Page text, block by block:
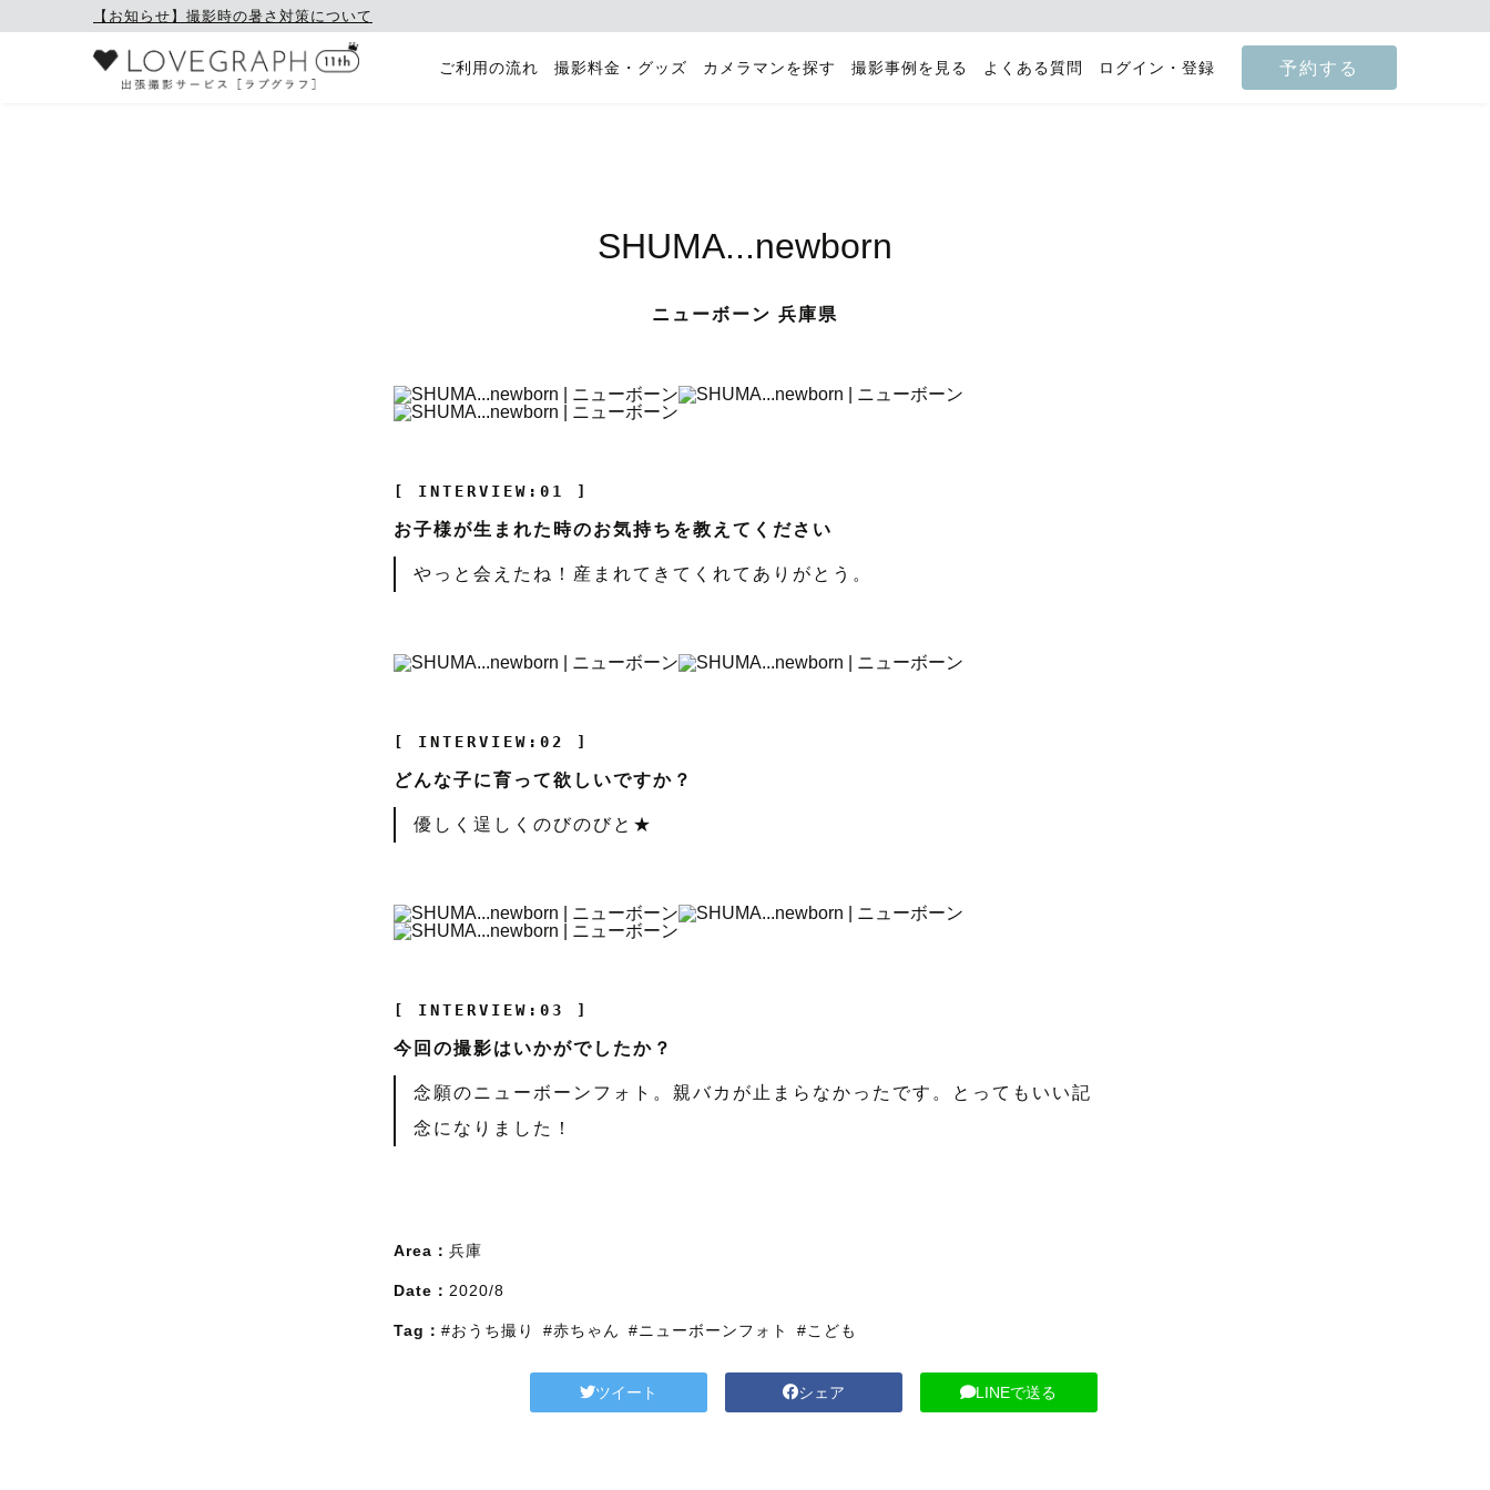
【お知らせ】撮影時の暑さ対策について
ご利用の流れ 撮影料金・グッズ カメラマンを探す 撮影事例を見る よくある質問 ログイン・登録 予約する
SHUMA...newborn
ニューボーン 兵庫県
[ INTERVIEW:01 ]
お子様が生まれた時のお気持ちを教えてください
やっと会えたね！産まれてきてくれてありがとう。
[ INTERVIEW:02 ]
どんな子に育って欲しいですか？
優しく逞しくのびのびと★
[ INTERVIEW:03 ]
今回の撮影はいかがでしたか？
念願のニューボーンフォト。親バカが止まらなかったです。とってもいい記
念になりました！
Area： 兵庫
Date： 2020/8
Tag： #おうち撮り #赤ちゃん #ニューボーンフォト #こども
ツイート シェア LINEで送る